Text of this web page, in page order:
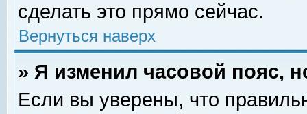
сделать это прямо сейчас.
Вернуться наверх
» Я изменил часовой пояс,
Если вы уверены, что